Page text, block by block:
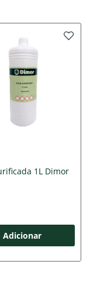
1L Dimor
Adicionar